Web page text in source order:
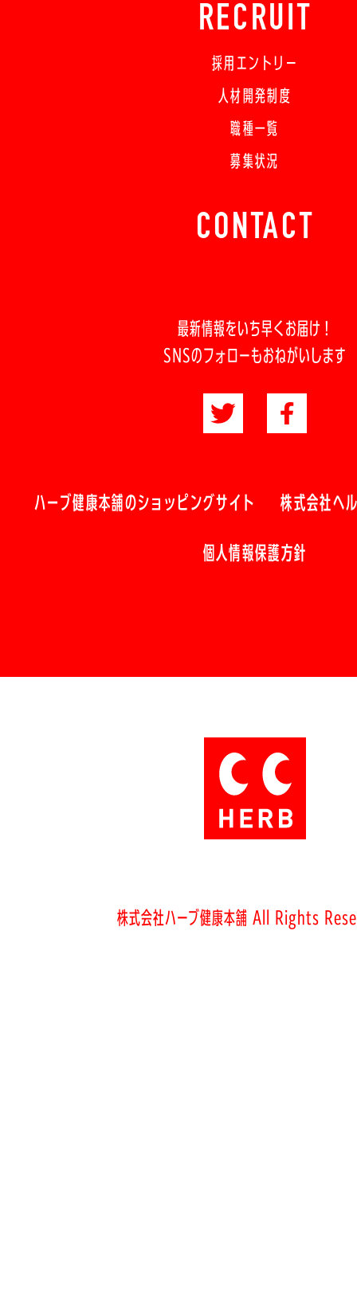
RECRUIT
採用エントリー
人材開発制度
職種一覧
募集状況
CONTACT
最新情報をいち早くお届け！
SNSのフォローもおねがいします
ハーブ健康本舗のショッピングサイト 株式会社ヘ
個人情報保護方針
株式会社ハーブ健康本舗 All Rights